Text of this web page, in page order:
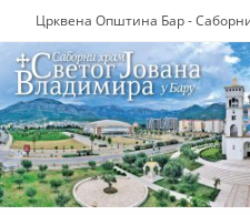
to
content
Црквена Општина Бар -